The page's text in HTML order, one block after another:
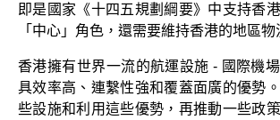
即是國家《十四五規劃綱要》中支持香
「中心」角色，還需要維持香港的地區物
香港擁有世界一流的航運設施 - 國際機
具效率高、連繫性強和覆蓋面廣的優勢
些設施和利用這些優勢，再推動一些政